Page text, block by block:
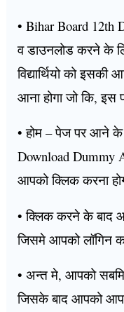
• Bihar Board 12th
व डाउनलोड करने के
विद्यार्थियो को
आना होगा जो कि, इस
• होम – पेज पर आने
Download Dummy
आपको क्लिक करना
• क्लिक करने के बाद
जिसमे आपको लॉगिन
• अन्त मे, आपको
जिसके बाद आपको